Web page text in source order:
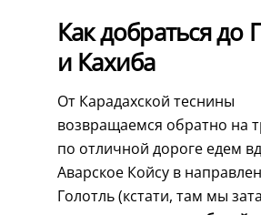
Как добраться до
и Кахиба
От Карадахской теснины
возвращаемся обратно на
по отличной дороге едем
Аварское Койсу в
Голотль (кстати, там мы